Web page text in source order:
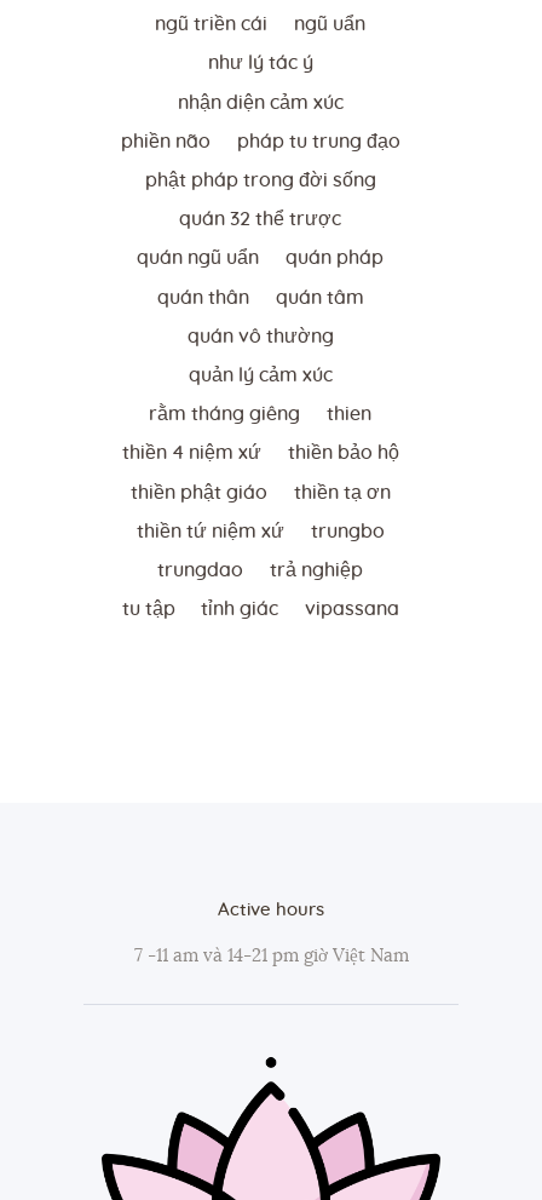
ngũ triền cái ngũ uẩn
như lý tác ý
nhận diện cảm xúc
phiền não pháp tu trung đạo
phật pháp trong đời sống
quán 32 thể trược
quán ngũ uẩn quán pháp
quán thân quán tâm
quán vô thường
quản lý cảm xúc
rằm tháng giêng thien
thiền 4 niệm xứ thiền bảo hộ
thiền phật giáo thiền tạ ơn
thiền tứ niệm xứ trungbo
trungdao trả nghiệp
tu tập tỉnh giác vipassana
Active hours
7 -11 am và 14-21 pm giờ Việt Nam